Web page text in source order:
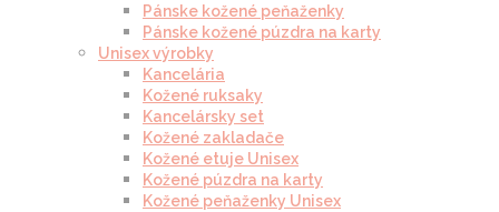
Pánske kožené peňaženky
Pánske kožené púzdra na karty
Unisex výrobky
Kancelária
Kožené ruksaky
Kancelársky set
Kožené zakladače
Kožené etuje Unisex
Kožené púzdra na karty
Kožené peňaženky Unisex